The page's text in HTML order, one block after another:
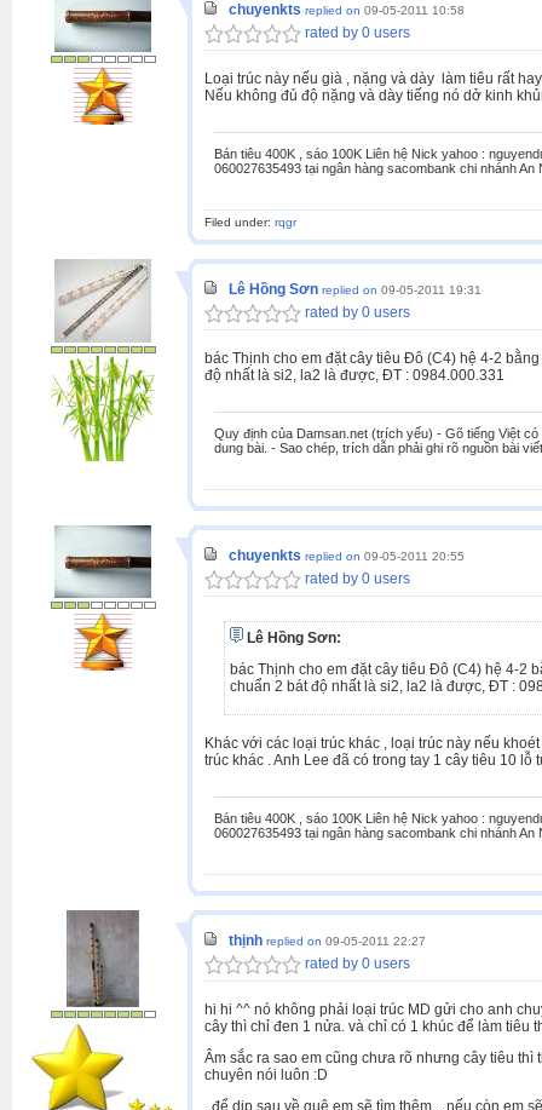
chuyenkts replied on 09-05-2011 10:58
rated by 0 users
Loại trúc này nếu già , nặng và dày làm tiêu rất
Nếu không đủ độ nặng và dày tiếng nó dở kinh
Bán tiêu 400K , sáo 100K Liên hệ Nick yahoo :
060027635493 tại ngân hàng sacombank chi nhánh
Filed under: rqgr
Lê Hồng Sơn replied on 09-05-2011 19:31
rated by 0 users
bác Thịnh cho em đặt cây tiêu Đô (C4) hệ 4-2
độ nhất là si2, la2 là được, ĐT : 0984.000.331
Quy định của Damsan.net (trích yếu) - Gõ tiếng Việt
dung bài. - Sao chép, trích dẫn phải ghi rõ nguồn bài
chuyenkts replied on 09-05-2011 20:55
rated by 0 users
Lê Hồng Sơn:
bác Thịnh cho em đặt cây tiêu Đô (C4) hệ 4-2
chuẩn 2 bát độ nhất là si2, la2 là được, ĐT :
Khác với các loại trúc khác , loại trúc này nếu
trúc khác . Anh Lee đã có trong tay 1 cây tiêu 10
Bán tiêu 400K , sáo 100K Liên hệ Nick yahoo :
060027635493 tại ngân hàng sacombank chi nhánh
thịnh replied on 09-05-2011 22:27
rated by 0 users
hi hi ^^ nó không phải loại trúc MD gửi cho anh
cây thì chỉ đen 1 nửa. và chỉ có 1 khúc để làm tiêu
Âm sắc ra sao em cũng chưa rõ nhưng cây tiêu
chuyên nói luôn :D